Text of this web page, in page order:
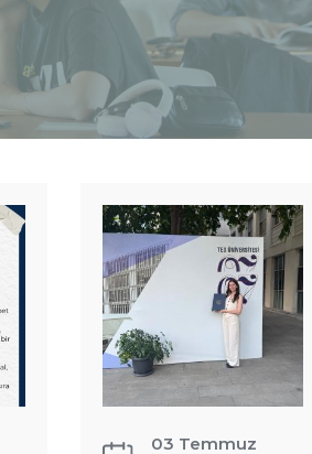
Günü
Etkinliği
03 Temmuz